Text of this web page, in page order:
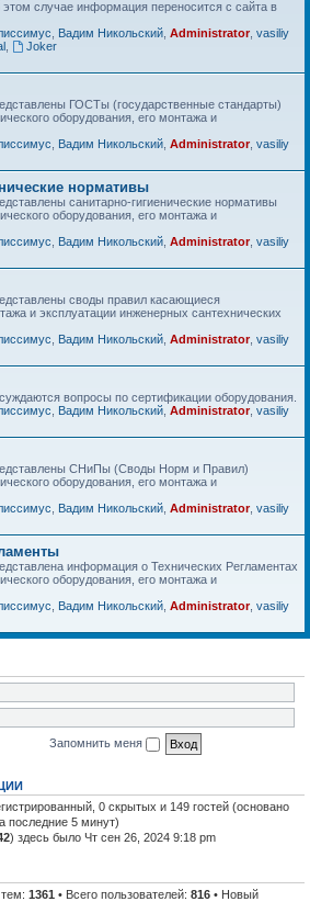
этом случае информация переносится с сайта в
Вадим Никольский Administrator, vasiliy
,
Joker
ГОСТы (государственные стандарты)
оборудования, его монтажа и
Вадим Никольский Administrator, vasiliy
нормативы
санитарно-гигиенические нормативы
оборудования, его монтажа и
Вадим Никольский Administrator, vasiliy
своды правил касающиеся
и эксплуатации инженерных сантехнических
Вадим Никольский Administrator, vasiliy
вопросы по сертификации оборудования.
Вадим Никольский Administrator, vasiliy
СНиПы (Своды Норм и Правил)
оборудования, его монтажа и
Вадим Никольский Administrator, vasiliy
информация о Технических Регламентах
оборудования, его монтажа и
Вадим Никольский Administrator, vasiliy
Запомнить меня
0 скрытых и 149 гостей (основано
последние 5 минут)
) здесь было Чт сен 26, 2024 9:18 pm
тем: 1361 • Всего пользователей: 816 • Новый